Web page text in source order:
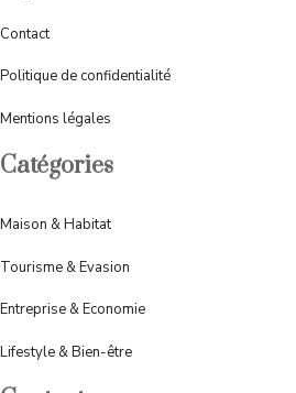
Contact
Politique de confidentialité
Mentions légales
Catégories
Maison & Habitat
Tourisme & Evasion
Entreprise & Economie
Lifestyle & Bien-être